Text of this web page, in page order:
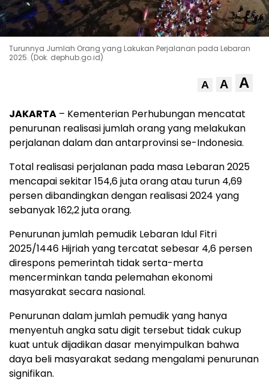
Turunnya Jumlah Orang yang Lakukan Perjalanan pada Lebaran
2025. (Dok. dephub.go.id)
A A A
JAKARTA – Kementerian Perhubungan mencatat
penurunan realisasi jumlah orang yang melakukan
perjalanan dalam dan antarprovinsi se-Indonesia.
Total realisasi perjalanan pada masa Lebaran 2025
mencapai sekitar 154,6 juta orang atau turun 4,69
persen dibandingkan dengan realisasi 2024 yang
sebanyak 162,2 juta orang.
Penurunan jumlah pemudik Lebaran Idul Fitri
2025/1446 Hijriah yang tercatat sebesar 4,6 persen
direspons pemerintah tidak serta-merta
mencerminkan tanda pelemahan ekonomi
masyarakat secara nasional.
Penurunan dalam jumlah pemudik yang hanya
menyentuh angka satu digit tersebut tidak cukup
kuat untuk dijadikan dasar menyimpulkan bahwa
daya beli masyarakat sedang mengalami penurunan
signifikan.